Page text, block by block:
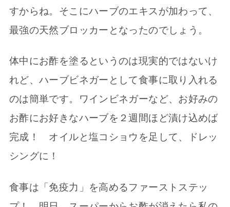
すからね。そこにハーブのエキスが加わって、
最強の天然ブロッカーとなったのでしょう。
体中にお酢を塗るというのは現実的ではないけ
れど、ハーブビネガーとして食事に取り入れる
のは簡単です。ワインビネガーなど、お好みの
お酢にお好きなハーブを２週間ほど漬け込めば
完成！ オイルと塩コショウを足して、ドレッ
シングに！
食事は「免疫力」を高めるファーストステッ